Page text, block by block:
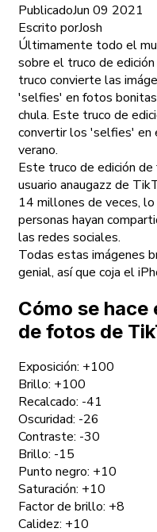
PublicadoJun 09 2021
Escrito porJosh
Últimamente todo el
sobre el truco de
truco convierte las
'selfies' en fotos bonitas
chula. Este truco de
convertir los 'selfies' en
verano.
Este truco de edición
usuario anaugazz de
14 millones de veces,
personas hayan
las redes sociales.
Todas estas imágenes
genial, así que coja el
Cómo se
de fotos de
Exposición: +100
Brillo: +100
Recalcado: -41
Oscuridad: -26
Contraste: -30
Brillo: -15
Punto negro: +10
Saturación: +10
Factor de brillo: +8
Calidez: +10